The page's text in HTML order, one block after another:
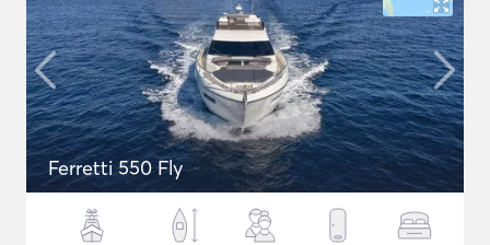
Ferretti 550 Fly